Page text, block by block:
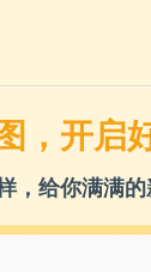
，开启
，给你满满